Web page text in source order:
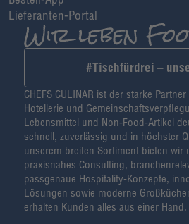
Lieferanten-Portal
#Tischfürdrei –
CHEFS CULINAR ist der starke
Hotellerie und
Lebensmittel und Non-Food-Artikel
schnell, zuverlässig und in höchster
unserem breiten Sortiment bieten wir
praxisnahes Consulting,
passgenaue Hospitality-Konzepte,
Lösungen sowie moderne
erhalten Kunden alles aus einer Hand.